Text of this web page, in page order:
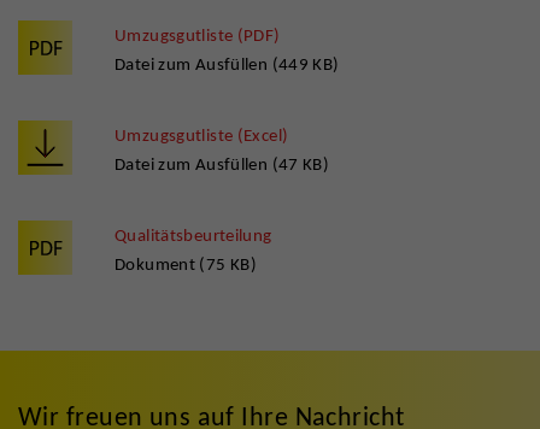
Umzugsgutliste (PDF)
Datei zum Ausfüllen (449 KB)
Umzugsgutliste (Excel)
Datei zum Ausfüllen (47 KB)
Qualitätsbeurteilung
Dokument (75 KB)
Wir freuen uns auf Ihre Nachricht